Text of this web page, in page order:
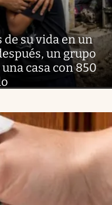
su vida en un
un grupo
casa con 850